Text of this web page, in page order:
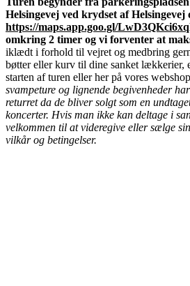
Helsingevej ved krydset af Helsingevej
https://maps.app.goo.gl/
omkring 2 timer og vi forventer at
iklædt i forhold til vejret og medbring
bøtter eller kurv til dine sanket lækkerier,
starten af turen eller her på vores
svampeture og lignende begivenheder
returret da de bliver solgt som en
koncerter. Hvis man ikke kan deltage i
velkommen til at videregive eller sælge
vilkår og betingelser.